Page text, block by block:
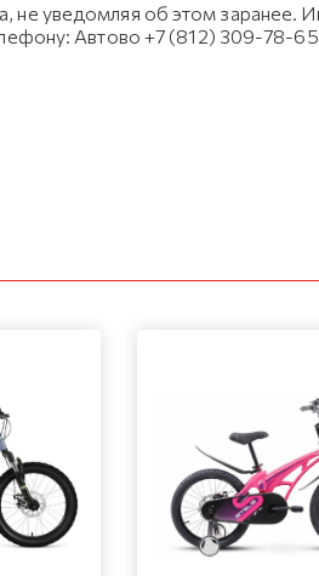
уведомляя об этом заранее.
Автово +7 (812) 309-78-